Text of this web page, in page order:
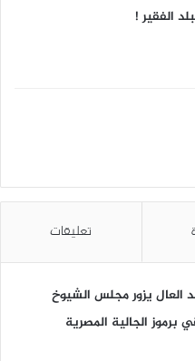
الفقير !
تعليقات
العال يزور مجلس الشيوخ
برموز الجالية المصرية